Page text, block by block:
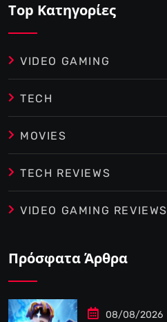
Top Κατηγορίες
VIDEO GAMING
TECH
MOVIES
TECH REVIEWS
VIDEO GAMING REVIEWS
Πρόσφατα Άρθρα
08/08/2026